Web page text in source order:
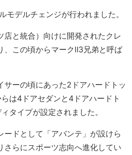
モデルチェンジが行われました。
店と統合）向けに開発されたクレ
、この頃からマークⅡ3兄弟と呼ば
サーの頃にあった2ドアハードトッ
は4ドアセダンと4ドアハードト
タイプが設定されました。
ードとして「アバンテ」が設けら
さらにスポーツ志向へ進化してい